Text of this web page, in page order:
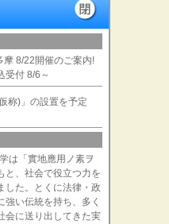
摩 8/22開催のご案内!
受付 8/6～
称)」の設置を予定
は「實地應用ノ素ヲ
と、社会で役立つ力を
した。とくに法律・政
い伝統を持ち、多く
会に送り出してきた実